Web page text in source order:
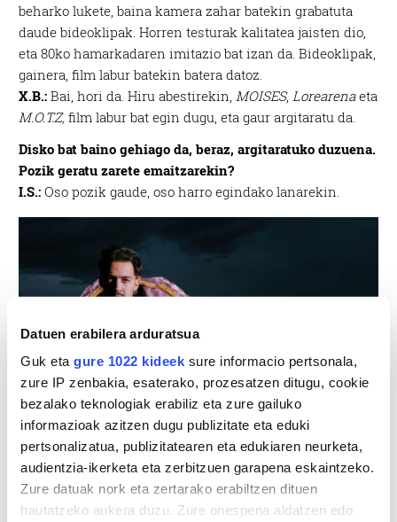
Datuen erabilera arduratsua
Guk eta gure 1022 kideek sure informacio pertsonala,
zure IP zenbakia, esaterako, prozesatzen ditugu, cookie
bezalako teknologiak erabiliz eta zure gailuko
informazioak azitzen dugu publizitate eta eduki
pertsonalizatua, publizitatearen eta edukiaren neurketa,
audientzia-ikerketa eta zerbitzuen garapena eskaintzeko.
Zure datuak nork eta zertarako erabiltzen dituen
hautatzeko aukera duzu. Zure onespena aldatzen edo
beharko lukete, baina kamera zahar batekin grabatuta
daude bideoklipak. Horren testurak kalitatea jaisten dio,
eta 80ko hamarkadaren imitazio bat izan da. Bideoklipak,
gainera, film labur batekin batera datoz.
X.B.:Bai, hori da. Hiru abestirekin, MOISES, Lorearenaeta
M.O.T.Z,film labur bat egin dugu, eta gaur argitaratu da.
Disko bat baino gehiago da, beraz, argitaratuko duzuena.
Pozik geratu zarete emaitzarekin?
I.S.:Oso pozik gaude, oso harro egindako lanarekin.